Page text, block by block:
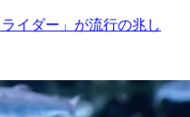
イダー」が流行の兆し